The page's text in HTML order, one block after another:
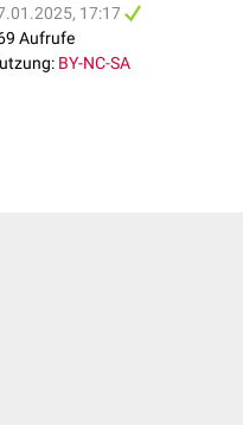
17:17
Aufrufe
BY-NC-SA